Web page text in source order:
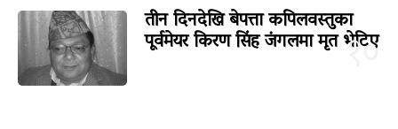
१०
तीन दिनदेखि बेपत्ता कपिलवस्तुका
पूर्वमेयर किरण सिंह जंगलमा मृत भेटिए